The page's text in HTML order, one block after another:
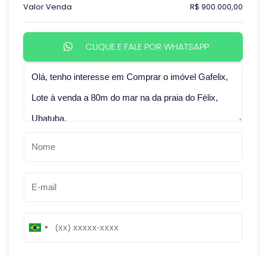
Valor Venda R$ 900.000,00
CLIQUE E FALE POR WHATSAPP
B